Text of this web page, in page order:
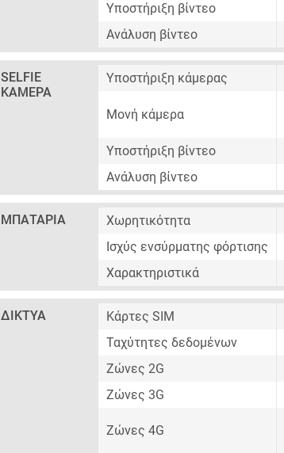
Υποστήριξη βίντεο
Ανάλυση βίντεο
SELFIE
ΚΆΜΕΡΑ
Υποστήριξη κάμερας
Μονή κάμερα
Υποστήριξη βίντεο
Ανάλυση βίντεο
ΜΠΑΤΑΡΊΑ Χωρητικότητα
Ισχύς ενσύρματης φόρτισης
Χαρακτηριστικά
ΔΊΚΤΥΑ Κάρτες SIM
Ταχύτητες δεδομένων
Ζώνες 2G
Ζώνες 3G
Ζώνες 4G